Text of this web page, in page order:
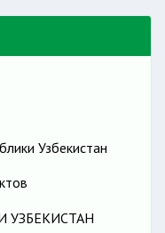
Узбекистан
УЗБЕКИСТАН